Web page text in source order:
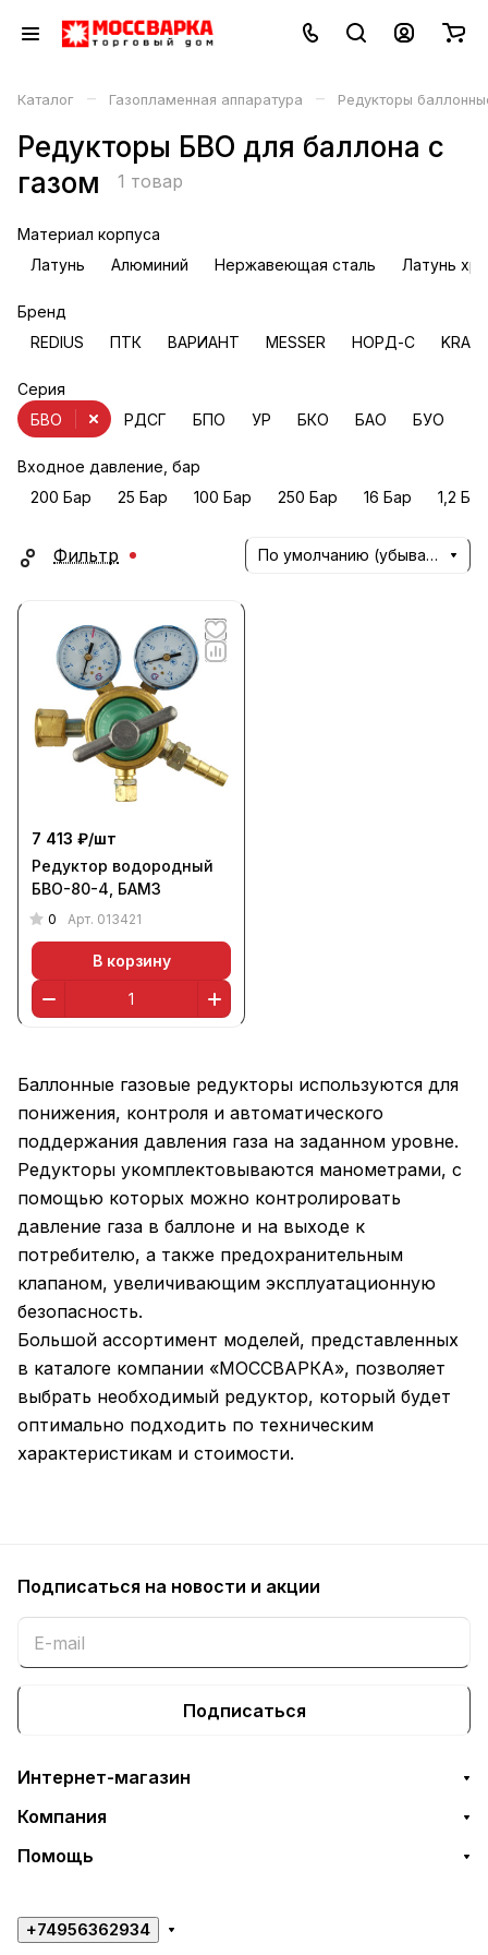
Каталог – Газопламенная аппаратура – Редукторы
Редукторы БВО для баллона с
газом
1 товар
Материал корпуса
Латунь
Алюминий Нержавеющая сталь Латунь
Бренд
REDIUS
ПТК ВАРИАНТ MESSER НОРД-С
Серия
РДСГ
БПО УР БКО БАО БУО
БВО
Входное давление, бар
200 Бар
25 Бар 100 Бар 250 Бар 16 Бар 1,2 Бар
Фильтр По умолчанию (убывание)
7 413 ₽/шт
Редуктор водородный
БВО-80-4, БАМЗ
0 Арт. 013421
В корзину
Баллонные газовые редукторы используются для
понижения, контроля и автоматического
поддержания давления газа на заданном уровне.
Редукторы укомплектовываются манометрами, с
помощью которых можно контролировать
давление газа в баллоне и на выходе к
потребителю, а также предохранительным
клапаном, увеличивающим эксплуатационную
безопасность.
Большой ассортимент моделей, представленных
в каталоге компании «МОССВАРКА», позволяет
выбрать необходимый редуктор, который будет
оптимально подходить по техническим
характеристикам и стоимости.
Подписаться на новости и акции
Подписаться
Интернет-магазин
Компания
Помощь
+74956362934